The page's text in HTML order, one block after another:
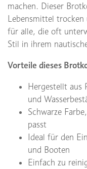
machen. Dieser
Lebensmittel
für alle, die oft
Stil in ihrem
Vorteile dieses
Hergestellt aus
und
Schwarze
passt
Ideal für den
und Booten
Einfach zu